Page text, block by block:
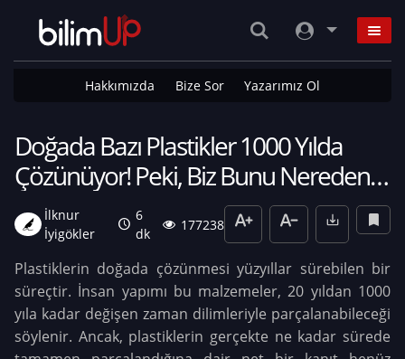
Hakkımızda Bize Sor Yazarımız Ol
Doğada Bazı Plastikler 1000 Yılda
Çözünüyor! Peki, Biz Bunu Nereden
Biliyoruz?
İlknur
İyigökler
6
dk
177238
Plastiklerin doğada çözünmesi yüzyıllar sürebilen bir
süreçtir. İnsan yapımı bu malzemeler, 20 yıldan 1000
yıla kadar değişen zaman dilimleriyle parçalanabileceği
söylenir. Ancak, plastiklerin gerçekte ne kadar sürede